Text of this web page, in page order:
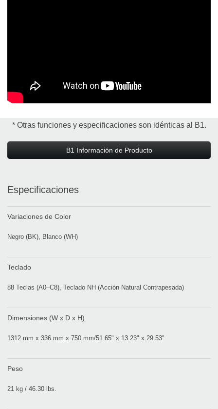
* Otras funciones y especificaciones son idénticas al B1.
B1 Información de Producto
Especificaciones
Variaciones de Color
Negro (BK), Blanco (WH)
Teclado
88 Teclas (A0–C8), Teclado NH (Acción Natural Contrapesada)
Dimensiones (W x D x H)
1312 mm x 336 mm x 750 mm/51.65" x 13.23" x 29.53"
Peso
21 kg / 46.30 lbs.